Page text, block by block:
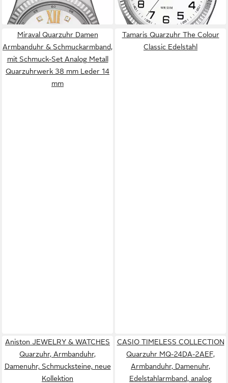
Miraval Quarzuhr Damen
Armbanduhr & Schmuckarmband,
mit Schmuck-Set Analog Metall
Quarzuhrwerk 38 mm Leder 14
mm
Tamaris Quarzuhr The Colour
Classic Edelstahl
Aniston JEWELRY & WATCHES
Quarzuhr, Armbanduhr,
Damenuhr, Schmucksteine, neue
Kollektion
CASIO TIMELESS COLLECTION
Quarzuhr MQ-24DA-2AEF,
Armbanduhr, Damenuhr,
Edelstahlarmband, analog